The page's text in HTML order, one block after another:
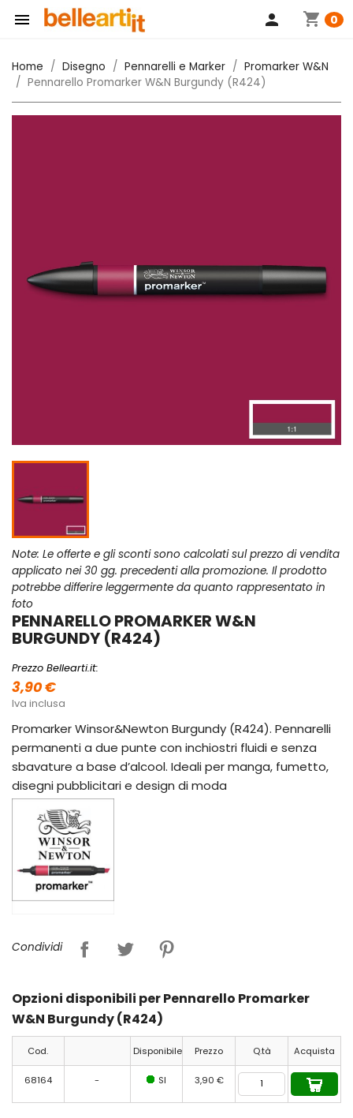
 shopping_cart 0
person
Home Disegno Pennarelli e Marker
Promarker W&N
Pennarello Promarker W&N Burgundy (R424)
Note: Le offerte e gli sconti sono calcolati sul prezzo di vendita
applicato nei 30 gg. precedenti alla promozione. Il prodotto
potrebbe differire leggermente da quanto rappresentato in
foto
PENNARELLO PROMARKER W&N
BURGUNDY (R424)
Prezzo Bellearti.it:
3,90 €
Iva inclusa
Promarker Winsor&Newton Burgundy (R424). Pennarelli
permanenti a due punte con inchiostri fluidi e senza
sbavature a base d’alcool. Ideali per manga, fumetto,
disegni pubblicitari e design di moda
Condividi
Opzioni disponibili per Pennarello Promarker
W&N Burgundy (R424)
Cod. Disponibile Prezzo Q.tà Acquista
68164 - SI 3,90 €